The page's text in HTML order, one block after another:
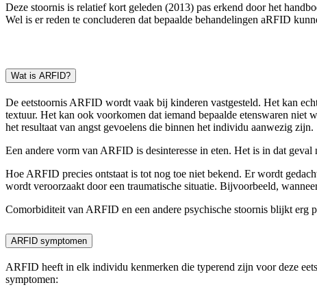
Deze stoornis is relatief kort geleden (2013) pas erkend door het
Wel is er reden te concluderen dat bepaalde behandelingen aRFID
Wat is ARFID?
De eetstoornis ARFID wordt vaak bij kinderen vastgesteld. Het kan
textuur. Het kan ook voorkomen dat iemand bepaalde etenswaren
het resultaat van angst gevoelens die binnen het individu aanwezig zijn.
Een andere vorm van ARFID is desinteresse in eten. Het is in dat
Hoe ARFID precies ontstaat is tot nog toe niet bekend. Er wordt
wordt veroorzaakt door een traumatische situatie. Bijvoorbeeld,
Comorbiditeit van ARFID en een andere psychische stoornis blijkt
ARFID symptomen
ARFID heeft in elk individu kenmerken die typerend zijn voor deze
symptomen: